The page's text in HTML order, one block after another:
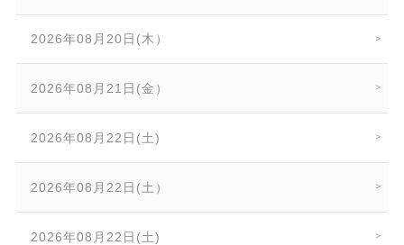
2026年08月20日(木）
2026年08月21日(金）
2026年08月22日(土)
2026年08月22日(土）
2026年08月22日(土)